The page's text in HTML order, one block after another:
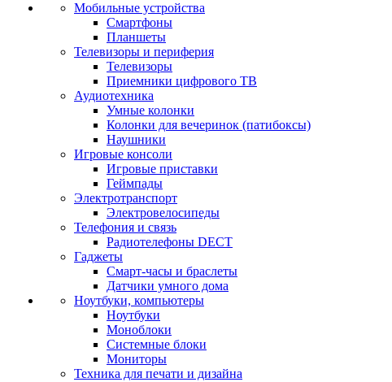
Мобильные устройства
Смартфоны
Планшеты
Телевизоры и периферия
Телевизоры
Приемники цифрового ТВ
Аудиотехника
Умные колонки
Колонки для вечеринок (патибоксы)
Наушники
Игровые консоли
Игровые приставки
Геймпады
Электротранспорт
Электровелосипеды
Телефония и связь
Радиотелефоны DECT
Гаджеты
Смарт-часы и браслеты
Датчики умного дома
Ноутбуки, компьютеры
Ноутбуки
Моноблоки
Системные блоки
Мониторы
Техника для печати и дизайна